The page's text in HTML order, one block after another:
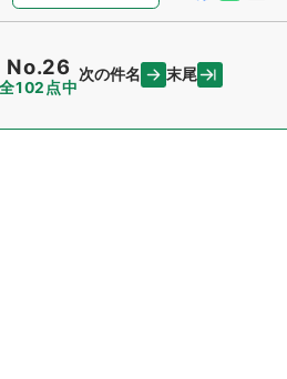
No.26
全102点中
次の件名 末尾